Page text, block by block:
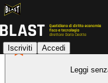
Iscriviti Accedi
Leggi